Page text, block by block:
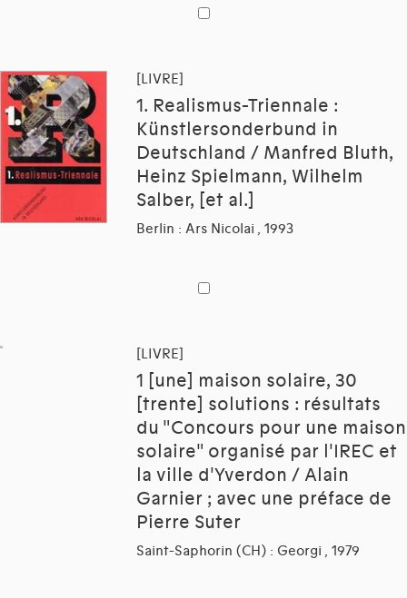
[LIVRE]
1. Realismus-Triennale :
Künstlersonderbund in
Deutschland / Manfred Bluth,
Heinz Spielmann, Wilhelm
Salber, [et al.]
Berlin : Ars Nicolai , 1993
[LIVRE]
1 [une] maison solaire, 30
[trente] solutions : résultats
du "Concours pour une maison
solaire" organisé par l'IREC et
la ville d'Yverdon / Alain
Garnier ; avec une préface de
Pierre Suter
Saint-Saphorin (CH) : Georgi , 1979